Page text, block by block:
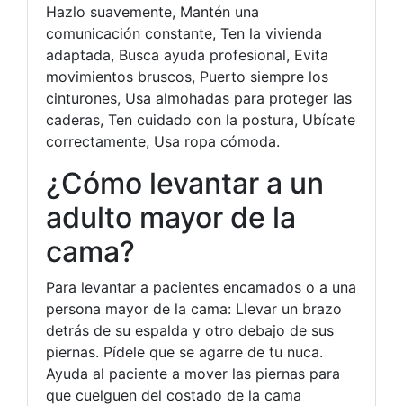
Hazlo suavemente, Mantén una
comunicación constante, Ten la vivienda
adaptada, Busca ayuda profesional, Evita
movimientos bruscos, Puerto siempre los
cinturones, Usa almohadas para proteger las
caderas, Ten cuidado con la postura, Ubícate
correctamente, Usa ropa cómoda.
¿Cómo levantar a un
adulto mayor de la
cama?
Para levantar a pacientes encamados o a una
persona mayor de la cama: Llevar un brazo
detrás de su espalda y otro debajo de sus
piernas. Pídele que se agarre de tu nuca.
Ayuda al paciente a mover las piernas para
que cuelguen del costado de la cama